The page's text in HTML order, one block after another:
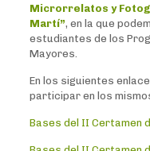
Microrrelatos y
Martí”, en la que
estudiantes de los
Mayores.
En los siguientes
participar en los
Bases del II Certamen